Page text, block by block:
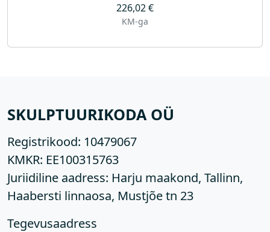
226,02€
KM-ga
SKULPTUURIKODA OÜ
Registrikood: 10479067
KMKR: EE100315763
Juriidiline aadress: Harju maakond, Tallinn,
Haabersti linnaosa, Mustjõe tn 23
Tegevusaadress